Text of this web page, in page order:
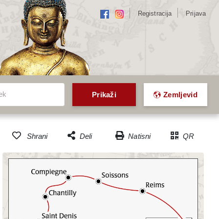
Registracija Prijava
Prikaži Zemljevid
Shrani
potovanj
Deli
Facebook
Twitter
Email
Natisni QR